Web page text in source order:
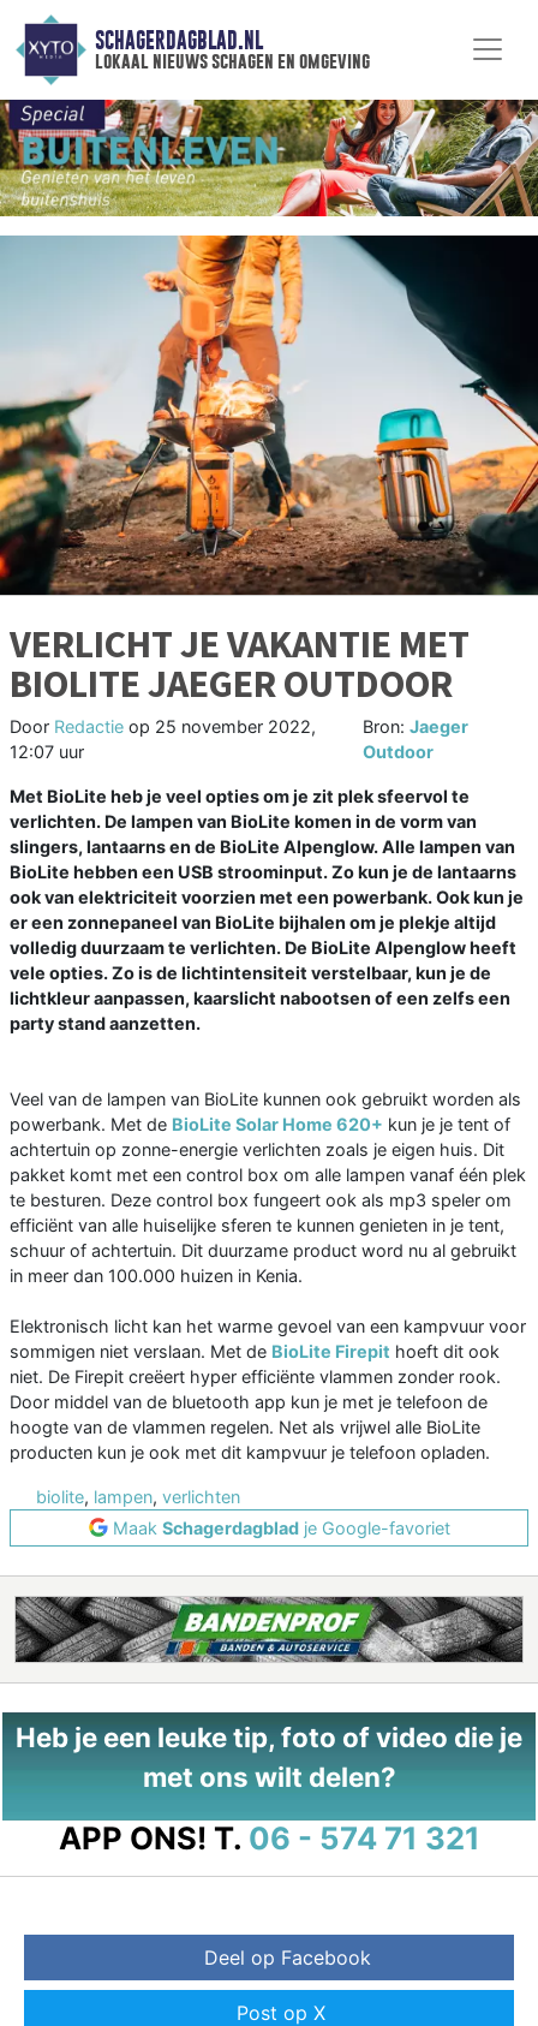
SCHAGERDAGBLAD.NL
lokaal nieuws schagen en omgeving
VERLICHT JE VAKANTIE MET
BIOLITE JAEGER OUTDOOR
Door Redactie op 25 november 2022,
12:07 uur
Bron:Jaeger
Outdoor
Met BioLite heb je veel opties om je zit plek sfeervol te
verlichten. De lampen van BioLite komen in de vorm van
slingers, lantaarns en de BioLite Alpenglow. Alle lampen van
BioLite hebben een USB stroominput. Zo kun je de lantaarns
ook van elektriciteit voorzien met een powerbank. Ook kun je
er een zonnepaneel van BioLite bijhalen om je plekje altijd
volledig duurzaam te verlichten. De BioLite Alpenglow heeft
vele opties. Zo is de lichtintensiteit verstelbaar, kun je de
lichtkleur aanpassen, kaarslicht nabootsen of een zelfs een
party stand aanzetten.
Veel van de lampen van BioLite kunnen ook gebruikt worden als
powerbank. Met de BioLite Solar Home 620+ kun je je tent of
achtertuin op zonne-energie verlichten zoals je eigen huis. Dit
pakket komt met een control box om alle lampen vanaf één plek
te besturen. Deze control box fungeert ook als mp3 speler om
efficiënt van alle huiselijke sferen te kunnen genieten in je tent,
schuur of achtertuin. Dit duurzame product word nu al gebruikt
in meer dan 100.000 huizen in Kenia.
Elektronisch licht kan het warme gevoel van een kampvuur voor
sommigen niet verslaan. Met de BioLite Firepit hoeft dit ook
niet. De Firepit creëert hyper efficiënte vlammen zonder rook.
Door middel van de bluetooth app kun je met je telefoon de
hoogte van de vlammen regelen. Net als vrijwel alle BioLite
producten kun je ook met dit kampvuur je telefoon opladen.
biolite, lampen, verlichten
Maak Schagerdagbladje Google-favoriet
Heb je een leuke tip, foto of video die je
met ons wilt delen?
APP ONS! T. 06 - 574 71 321
Deel op Facebook
Post op X